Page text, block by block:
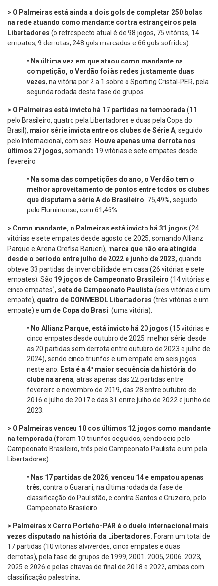
> O Palmeiras está ainda a dois gols de completar 250 bolas
na rede atuando como mandante contra estrangeiros pela
Libertadores (o retrospecto atual é de 98 jogos, 75 vitórias, 14
empates, 9 derrotas, 248 gols marcados e 66 gols sofridos).
• Na última vez em que atuou como mandante na
competição, o Verdão foi às redes justamente duas
vezes, na vitória por 2 a 1 sobre o Sporting Cristal-PER, pela
segunda rodada desta fase de grupos.
> O Palmeiras está invicto há 17 partidas na temporada (11
pelo Brasileiro, quatro pela Libertadores e duas pela Copa do
Brasil), maior série invicta entre os clubes de Série A, seguido
pelo Internacional, com seis.
Houve apenas uma derrota nos
últimos 27 jogos, somando 19 vitórias e sete empates desde
fevereiro.
• Na soma das competições do ano, o Verdão tem o
melhor aproveitamento de pontos entre todos os clubes
que disputam a série A do Brasileiro: 75,49%, seguido
pelo Fluminense, com 61,46%.
> Como mandante, o Palmeiras está invicto há 31 jogos (24
vitórias e sete empates desde agosto de 2025, somando Allianz
Parque e Arena Crefisa Barueri), marca que não era atingida
desde o período entre julho de 2022 e junho de 2023, quando
obteve 33 partidas de invencibilidade em casa (26 vitórias e sete
empates). São 19 jogos de Campeonato Brasileiro (14 vitórias e
cinco empates), sete de Campeonato Paulista (seis vitórias e um
empate), quatro de CONMEBOL Libertadores (três vitórias e um
empate) e um de Copa do Brasil (uma vitória).
• No Allianz Parque, está invicto há 20 jogos (15 vitórias e
cinco empates desde outubro de 2025, melhor série desde
as 20 partidas sem derrota entre outubro de 2023 e julho de
2024), sendo cinco triunfos e um empate em seis jogos
neste ano.
Esta é a 4ª maior sequência da história do
clube na arena, atrás apenas das 22 partidas entre
fevereiro e novembro de 2019, das 28 entre outubro de
2016 e julho de 2017 e das 31 entre julho de 2022 e junho de
2023.
> O Palmeiras venceu 10 dos últimos 12 jogos como mandante
na temporada (foram 10 triunfos seguidos, sendo seis pelo
Campeonato Brasileiro, três pelo Campeonato Paulista e um pela
Libertadores).
• Nas 17 partidas de 2026, venceu 14 e empatou apenas
três, contra o Guarani, na última rodada da fase de
classificação do Paulistão, e contra Santos e Cruzeiro, pelo
Campeonato Brasileiro.
> Palmeiras x Cerro Porteño-PAR é o duelo internacional mais
vezes disputado na história da Libertadores. Foram um total de
17 partidas (10 vitórias alviverdes, cinco empates e duas
derrotas), pela fase de grupos de 1999, 2001, 2005, 2006, 2023,
2025 e 2026 e pelas oitavas de final de 2018 e 2022, ambas com
classificação palestrina.